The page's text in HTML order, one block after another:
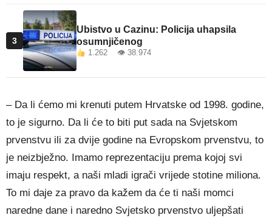
3
Ubistvo u Cazinu: Policija uhapsila
osumnjičenog
1.262 👁 38.974
– Da li ćemo mi krenuti putem Hrvatske od 1998. godine,
to je sigurno. Da li će to biti put sada na Svjetskom
prvenstvu ili za dvije godine na Evropskom prvenstvu, to
je neizbježno. Imamo reprezentaciju prema kojoj svi
imaju respekt, a naši mladi igrači vrijede stotine miliona.
To mi daje za pravo da kažem da će ti naši momci
naredne dane i naredno Svjetsko prvenstvo uljepšati